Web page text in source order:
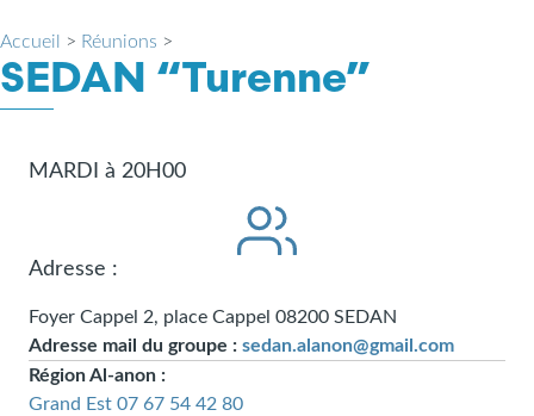
Accueil > Réunions >
SEDAN “Turenne”
MARDI à 20H00
Adresse :
Foyer Cappel 2, place Cappel 08200 SEDAN
Adresse mail du groupe : sedan.alanon@gmail.com
Région Al-anon :
Grand Est 07 67 54 42 80